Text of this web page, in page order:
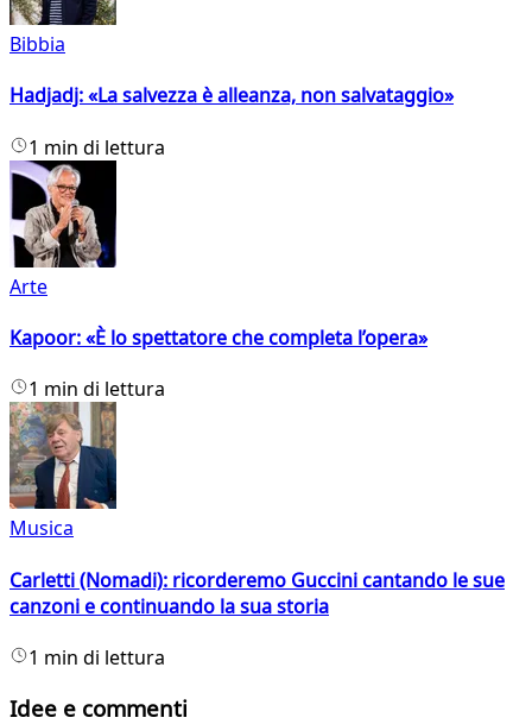
Bibbia
Hadjadj: «La salvezza è alleanza, non salvataggio»
1 min di lettura
Arte
Kapoor: «È lo spettatore che completa l’opera»
1 min di lettura
Musica
Carletti (Nomadi): ricorderemo Guccini cantando le sue
canzoni e continuando la sua storia
1 min di lettura
Idee e commenti